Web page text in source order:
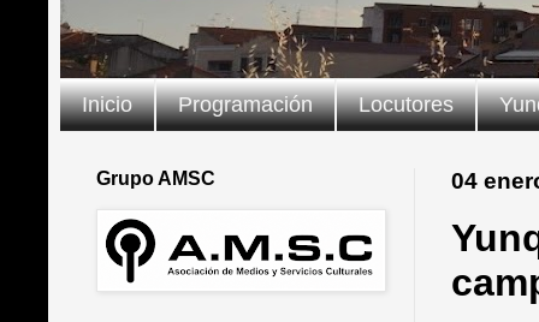
Inicio Programación Locutores
04
Grupo AMSC